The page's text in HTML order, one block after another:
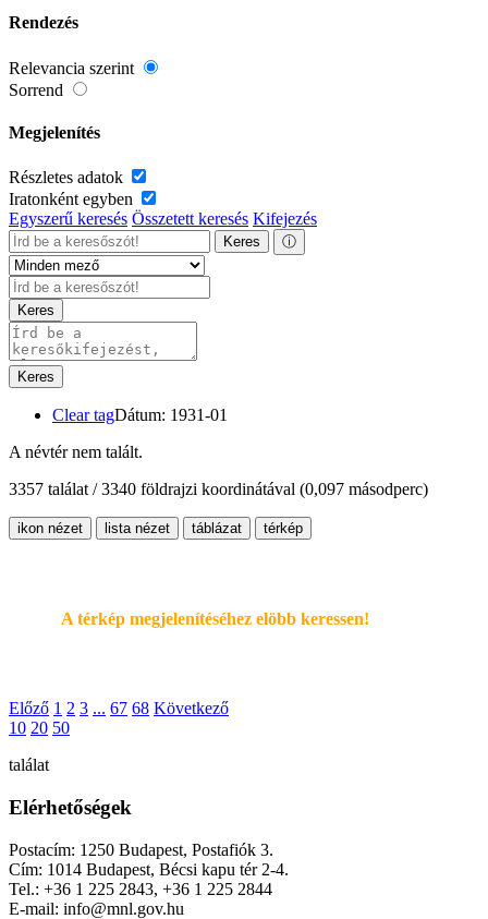
Rendezés
Relevancia szerint
Sorrend
Megjelenítés
Részletes adatok
Iratonként egyben
Egyszerű keresés Összetett keresés Kifejezés
Keres ⓘ
Keres
Keres
Clear tagDátum: 1931-01
A névtér nem talált.
3357 találat / 3340 földrajzi koordinátával (0,097 másodperc)
ikon nézet lista nézet táblázat térkép
A térkép megjelenítéséhez elöbb keressen!
Előző 1 2 3 ... 67 68 Következő
10 20 50
találat
Elérhetőségek
Postacím: 1250 Budapest, Postafiók 3.
Cím: 1014 Budapest, Bécsi kapu tér 2-4.
Tel.: +36 1 225 2843, +36 1 225 2844
E-mail: info@mnl.gov.hu